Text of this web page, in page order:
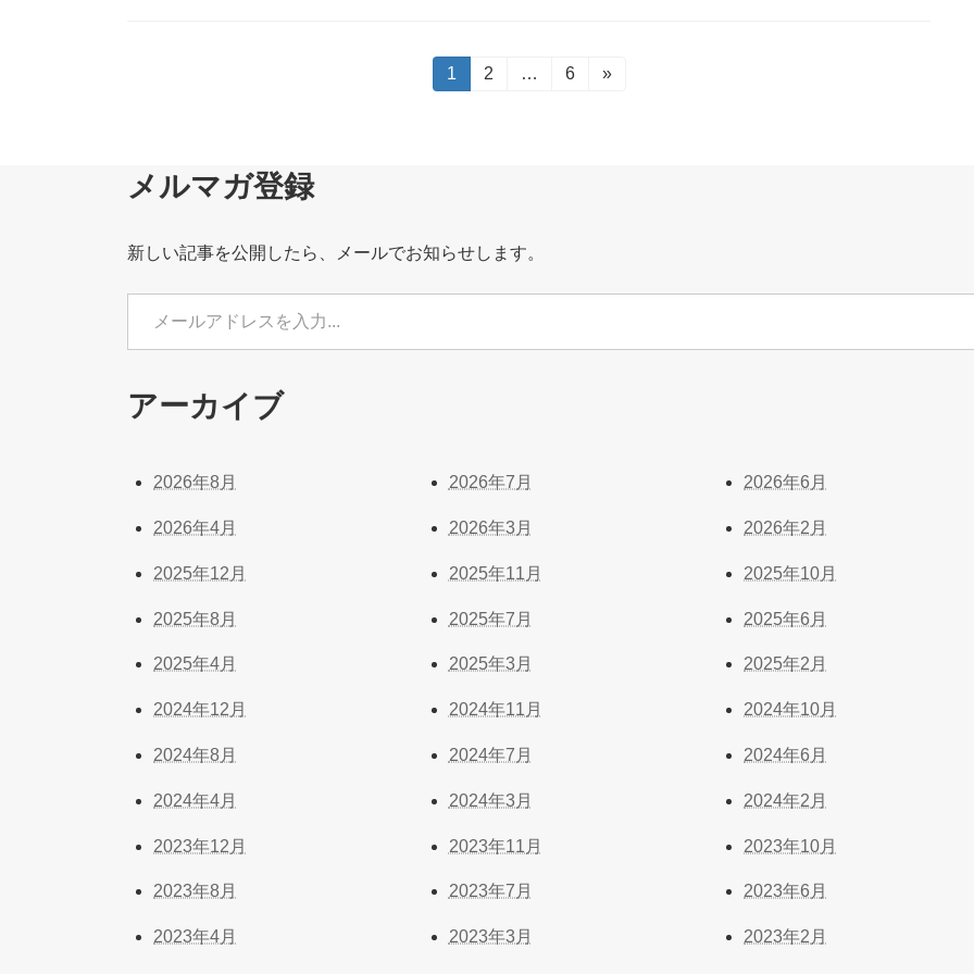
ペ
ー
ジ
送
固
定
1
固
2 …
固
6 »
メルマガ登録
新しい記事を公開したら、メールでお知らせします。
メールアドレスを入力...
アーカイブ
2026年8月 2026年7月 2026年6月
2026年4月 2026年3月 2026年2月
2025年12月 2025年11月 2025年10月
2025年8月 2025年7月 2025年6月
2025年4月 2025年3月 2025年2月
2024年12月 2024年11月 2024年10月
2024年8月 2024年7月 2024年6月
2024年4月 2024年3月 2024年2月
2023年12月 2023年11月 2023年10月
2023年8月 2023年7月 2023年6月
2023年4月 2023年3月 2023年2月